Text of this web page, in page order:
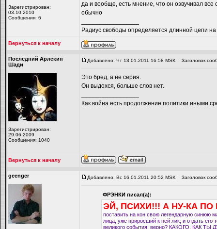
Зарегистрирован:
03.10.2010
Сообщения: 6
да и вообще, есть мнение, что он озвучивал
обычно
Радиус свободы определяется длинной цепи
Вернуться к началу
Последний Арлекин
Шади
Зарегистрирован:
29.06.2009
Сообщения: 1040
Добавлено: Чт 13.01.2011 16:58 MSK Заголовок
Это бред, а не серия.
Он выдохся, больше слов нет.
Как война есть продолжение политики иными
Вернуться к началу
geenger Добавлено: Вс 16.01.2011 20:52 MSK Заголовок
ФРЭНКИ писал(а):
ЭЙ, ПСИХИ!!! А НУ-КА
поставить на кон свою легендарную синюю
лица, уже приросший к ней лик, и отдать его
великого события, верно? КАКОГО, КАК ТЫ